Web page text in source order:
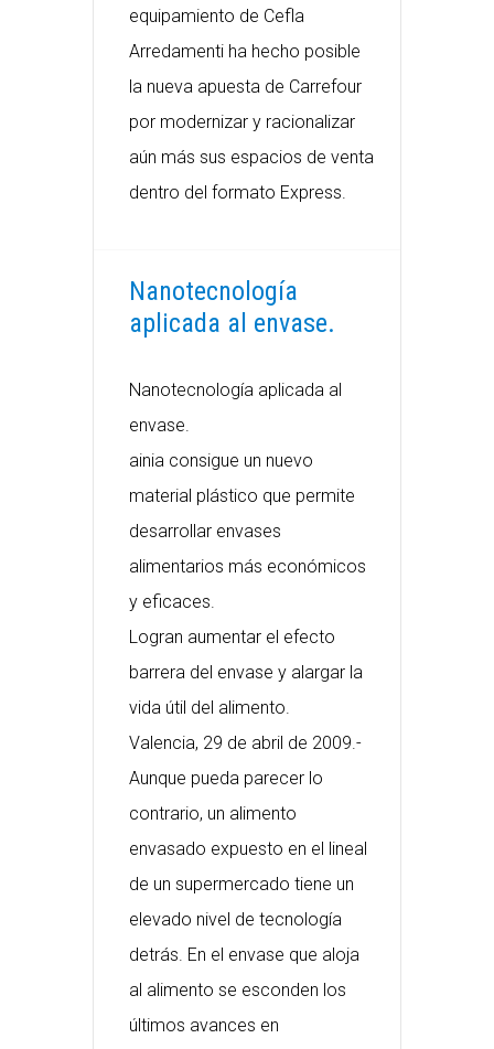
equipamiento de Cefla
Arredamenti ha hecho posible
la nueva apuesta de Carrefour
por modernizar y racionalizar
aún más sus espacios de venta
dentro del formato Express.
Nanotecnología
aplicada al envase.
Nanotecnología aplicada al
envase.
ainia consigue un nuevo
material plástico que permite
desarrollar envases
alimentarios más económicos
y eficaces.
Logran aumentar el efecto
barrera del envase y alargar la
vida útil del alimento.
Valencia, 29 de abril de 2009.-
Aunque pueda parecer lo
contrario, un alimento
envasado expuesto en el lineal
de un supermercado tiene un
elevado nivel de tecnología
detrás. En el envase que aloja
al alimento se esconden los
últimos avances en